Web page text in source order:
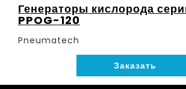
Генераторы кислорода
PPOG-120
Pneumatech
Заказать